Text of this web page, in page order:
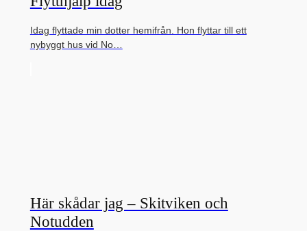
Idag flyttade min dotter hemifrån. Hon flyttar till ett
nybyggt hus vid No…
Här skådar jag – Skitviken och
Notudden